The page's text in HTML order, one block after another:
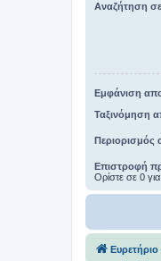
Αναζήτηση
Εμφάνιση
Ταξινόμηση
Περιορισμός
Επιστροφή
Ορίστε σε 0